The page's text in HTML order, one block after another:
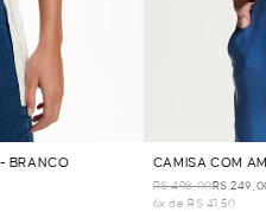
BRANCO CAMISA COM
R$ 498,00R$
6x de R$ 41,50